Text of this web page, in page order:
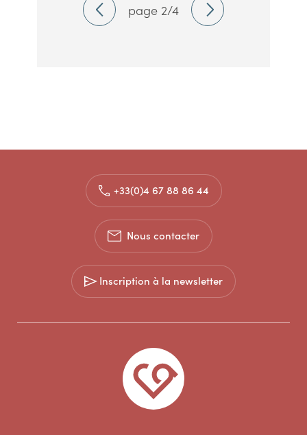
page 2/4
+33(0)4 67 88 86 44
Nous contacter
Inscription à la newsletter